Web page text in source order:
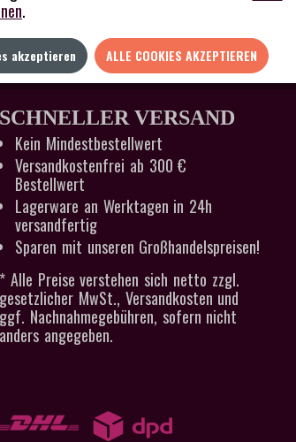
SCHNELLER VERSAND
Kein Mindestbestellwert
Versandkostenfrei ab 300 €
Bestellwert
Lagerware an Werktagen in 24h
versandfertig
Sparen mit unseren Großhandelspreisen!
* Alle Preise verstehen sich netto zzgl.
gesetzlicher MwSt., Versandkosten und
ggf. Nachnahmegebühren, sofern nicht
anders angegeben.
.
akzeptieren ALLE COOKIES AKZEPTIEREN